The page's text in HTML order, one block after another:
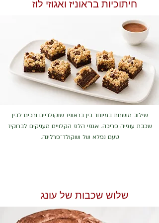
חיתוכיות בראוניז ואגוזי לוז
שילוב מושחת במיוחד בין בראוניז שוקולדיים ורכים לבין
שכבת עוגייה פריכה. אגוזי הלוז הקלויים מעניקים לברוקיז
טעם נפלא של שוקולד־פרלינה.
שלוש שכבות של עונג